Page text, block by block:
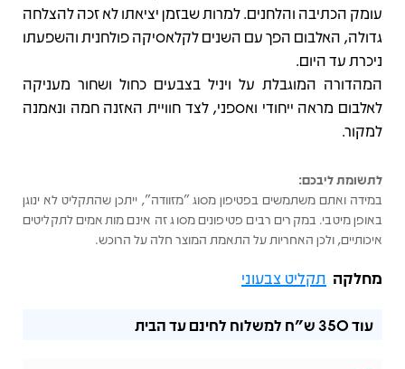
עומק הכתיבה והלחנים. למרות שבזמן יציאתו לא זכה להצלחה
גדולה, האלבום הפך עם השנים לקלאסיקה פולחנית והשפעתו
ניכרת עד היום.
המהדורה המוגבלת על ויניל בצבעים כחול ושחור מעניקה
לאלבום מראה ייחודי ואספני, לצד חוויית האזנה חמה ונאמנה
למקור.
לתשומת ליבכם:
במידה ואתם משתמשים בפטיפון מסוג "מזוודה", ייתכן שהתקליט לא ינוגן
באופן מיטבי. במקרים רבים פטיפונים מסוג זה אינם מותאמים לתקליטים
איכותיים, ולכן האחריות על התאמת המוצר חלה על הרוכש.
מחלקה תקליט צבעוני
עוד350 ש"ח למשלוח לחינם עד הבית